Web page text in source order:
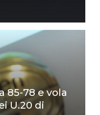
85-78 e vola
U.20 di